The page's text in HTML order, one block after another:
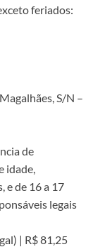
feriados:
S/N –
de
idade,
e de 16 a 17
legais
| R$ 81,25